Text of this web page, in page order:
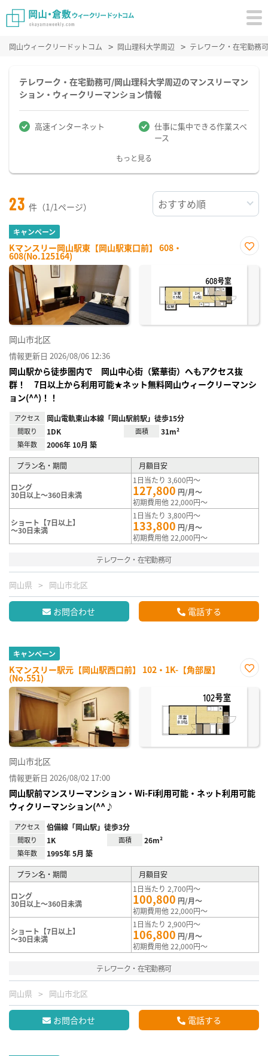
岡山ウィークリードットコム 岡山理科大学周辺 テレワーク・在宅勤務
テレワーク・在宅勤務可/岡山理科大学周辺のマンスリーマン
ション・ウィークリーマンション情報
高速インターネット
仕事に集中できる作業スペ
ース
もっと見る
23 件（1/1ページ）
キャンペーン
Kマンスリー岡山駅東【岡山駅東口前】 608・
608(No.125164)
に入
岡山市北区
情報更新日 2026/08/06 12:36
岡山駅から徒歩圏内で 岡山中心街（繁華街）へもアクセス抜
群！ 7日以上から利用可能★ネット無料岡山ウィークリーマンシ
ョン(^^)！！
アクセス 岡山電軌東山本線「岡山駅前駅」徒歩15分
間取り 1DK 面積 31m²
築年数 2006年 10月 築
プラン名・期間 月額目安
ロング
30日以上～360日未満
1日当たり 3,600円～
127,800 円/月～
初期費用他 22,000円～
ショート【7日以上】
～30日未満
1日当たり 3,800円～
133,800 円/月～
初期費用他 22,000円～
テレワーク・在宅勤務可
岡山県 岡山市北区
お問合わせ 電話する
キャンペーン
Kマンスリー駅元【岡山駅西口前】 102・1K-【角部屋】
(No.551)
に入
岡山市北区
情報更新日 2026/08/02 17:00
岡山駅前マンスリーマンション・Wi-Fi利用可能・ネット利用可能
ウィクリーマンション(^^♪
アクセス 伯備線「岡山駅」徒歩3分
間取り 1K 面積 26m²
築年数 1995年 5月 築
プラン名・期間 月額目安
ロング
30日以上～360日未満
1日当たり 2,700円～
100,800 円/月～
初期費用他 22,000円～
ショート【7日以上】
～30日未満
1日当たり 2,900円～
106,800 円/月～
初期費用他 22,000円～
テレワーク・在宅勤務可
岡山県 岡山市北区
お問合わせ 電話する